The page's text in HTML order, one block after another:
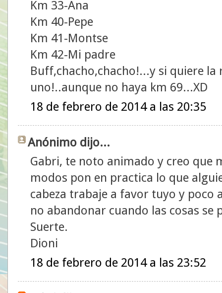
Km 33-Ana
Km 40-Pepe
Km 41-Montse
Km 42-Mi padre
Buff,chacho,chacho!...y si quiere
uno!..aunque no haya km 69...XD
18 de febrero de 2014 a las 20:35
Anónimo dijo...
Gabri, te noto animado y creo que
modos pon en practica lo que
cabeza trabaje a favor tuyo y poco
no abandonar cuando las cosas se
Suerte.
Dioni
18 de febrero de 2014 a las 23:52